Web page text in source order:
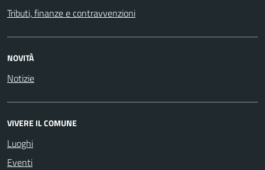
Tributi, finanze e contravvenzioni
NOVITÀ
Notizie
VIVERE IL COMUNE
Luoghi
Eventi